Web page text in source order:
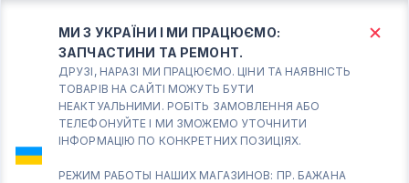
МИ З УКРАЇНИ І МИ ПРАЦЮЄМО:
ЗАПЧАСТИНИ ТА РЕМОНТ.
ДРУЗІ, НАРАЗІ МИ ПРАЦЮЄМО. ЦІНИ ТА НАЯВНІСТЬ
ТОВАРІВ НА САЙТІ МОЖУТЬ БУТИ
НЕАКТУАЛЬНИМИ. РОБІТЬ ЗАМОВЛЕННЯ АБО
ТЕЛЕФОНУЙТЕ І МИ ЗМОЖЕМО УТОЧНИТИ
ІНФОРМАЦІЮ ПО КОНКРЕТНИХ ПОЗИЦІЯХ.
РЕЖИМ РАБОТЫ НАШИХ МАГАЗИНОВ: ПР. БАЖАНА
КИЇВ БОРИСПІЛЬ
Вт.- Сб.
10:00 - 18:00